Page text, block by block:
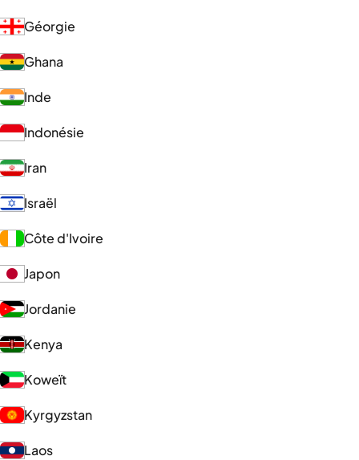
Géorgie
Ghana
Inde
Indonésie
Iran
Israël
Côte d'Ivoire
Japon
Jordanie
Kenya
Koweït
Kyrgyzstan
Laos